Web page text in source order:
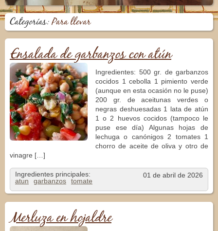
Categorías:Para llevar
Ensalada de garbanzos con atún
Ingredientes: 500 gr. de garbanzos
cocidos 1 cebolla 1 pimiento verde
(aunque en esta ocasión no le puse)
200 gr. de aceitunas verdes o
negras deshuesadas 1 lata de atún
1 o 2 huevos cocidos (tampoco le
puse ese día) Algunas hojas de
lechuga o canónigos 2 tomates 1
chorro de aceite de oliva y otro de
vinagre […]
01 de abril de 2026
Ingredientes principales:
atun
garbanzos tomate
Merluza en hojaldre